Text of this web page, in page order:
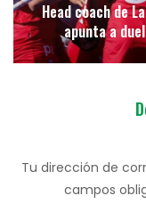
Head coach de
apunta a
Tu dirección de
campos